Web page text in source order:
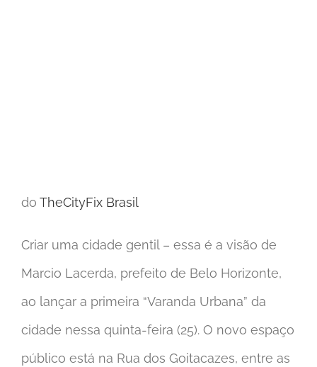
do TheCityFix Brasil
Criar uma cidade gentil – essa é a visão de
Marcio Lacerda, prefeito de Belo Horizonte,
ao lançar a primeira “Varanda Urbana” da
cidade nessa quinta-feira (25). O novo espaço
público está na Rua dos Goitacazes, entre as